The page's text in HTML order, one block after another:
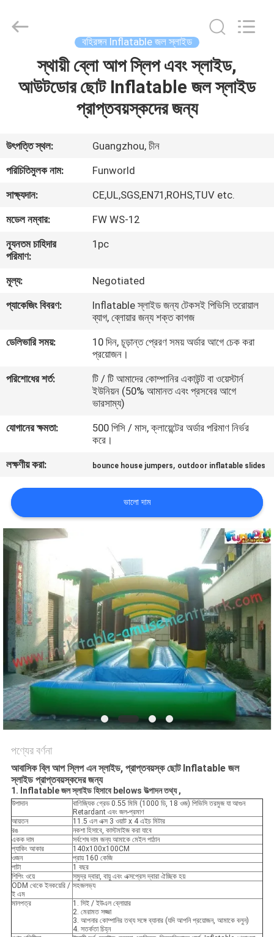
ভিডিও
সম্পর্কে
কারখানা
মান
COMPANY
NEWS
সাইট
PRIVACY
POLICY
Limited.
বহিরঙ্গন Inflatable জল স্লাইড
স্থায়ী ব্লো আপ স্লিপ এবং স্লাইড,
আউটডোর ছোট Inflatable জল স্লাইড
প্রাপ্তবয়স্কদের জন্য
উৎপত্তি স্থল:
Guangzhou, চীন
পরিচিতিমুলক নাম:
Funworld
সাক্ষ্যদান:
CE,UL,SGS,EN71,ROHS,TUV etc.
মডেল নম্বার:
FW WS-12
ন্যূনতম চাহিদার
পরিমাণ:
1pc
মূল্য:
Negotiated
প্যাকেজিং বিবরণ:
Inflatable স্লাইড জন্য টেকসই পিভিসি তরোয়াল
ব্যাগ, ব্লোয়ার জন্য শক্ত কাগজ
ডেলিভারি সময়:
10 দিন, চূড়ান্ত প্রেরণ সময় অর্ডার আগে চেক করা
প্রয়োজন।
পরিশোধের শর্ত:
টি / টি আমাদের কোম্পানির একাউন্ট বা ওয়েস্টার্ন
ইউনিয়ন (50% আমানত এবং প্রসবের আগে
ভারসাম্য)
যোগানের ক্ষমতা:
500 পিসি / মাস, ক্লায়েন্টের অর্ডার পরিমাণ নির্ভর
করে।
লক্ষণীয় করা:
bounce house jumpers, outdoor inflatable slides
ভালো দাম
পণ্যের বর্ণনা
আবাসিক ব্লি আপ স্লিপ এন স্লাইড, প্রাপ্তবয়স্ক ছোট Inflatable জল
স্লাইড প্রাপ্তবয়স্কদের জন্য
1. Inflatable জল স্লাইডহিসাবে belows উত্পাদন তথ্য ,
উপাদান
বাণিজ্যিক গ্রেড 0.55 মিমি (1000 ডি, 18 ওজ) পিভিসি তরমুজ যা আগুন
Retardant এবং জল-প্রমাণ
আয়তন
11.5 এল এক্স 3 ওয়াট x 4 এইচ মিটার
রঙ
নকশা হিসাবে, কাস্টমাইজ করা যাবে
একক দাম
সর্বশেষ দাম জন্য আমাকে মেইল ​​পাঠান
প্যাকিং আকার
140x100x100CM
ওজন
প্রায় 160 কেজি
পাটা
1 বছর
শিপিং ওয়ে
সমুদ্র দ্বারা, বায়ু এবং এক্সপ্রেস দ্বারা ঐচ্ছিক হয়
ODM থেকে ইনকয়েরি /
ই এম
সহজলভ্য
মালপত্র
1. সিই / ইউএল ব্লোয়ার
2. মেরামত সজ্জা
3. আপনার কোম্পানির তথ্য সঙ্গে ব্যানার (যদি আপনি প্রয়োজন, আমাকে বলুন)
4. সতর্কতা চিহ্ন